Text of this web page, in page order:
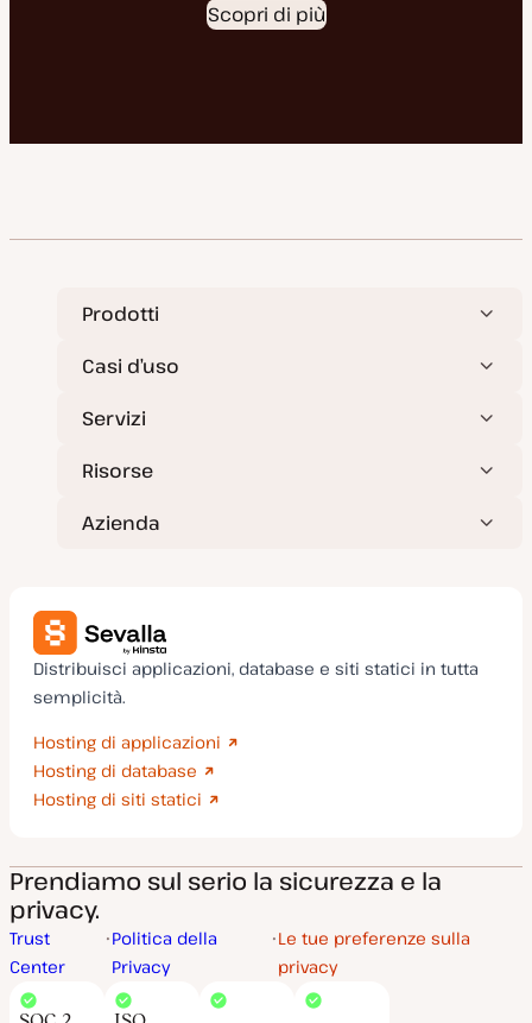
Scopri di più
Prodotti
Casi d’uso
Servizi
Risorse
Azienda
Distribuisci applicazioni, database e siti statici in tutta
semplicità.
Hosting di applicazioni
Hosting di database
Hosting di siti statici
Prendiamo sul serio la sicurezza e la
privacy.
Trust
Center
Politica della
Privacy
Le tue preferenze sulla
privacy